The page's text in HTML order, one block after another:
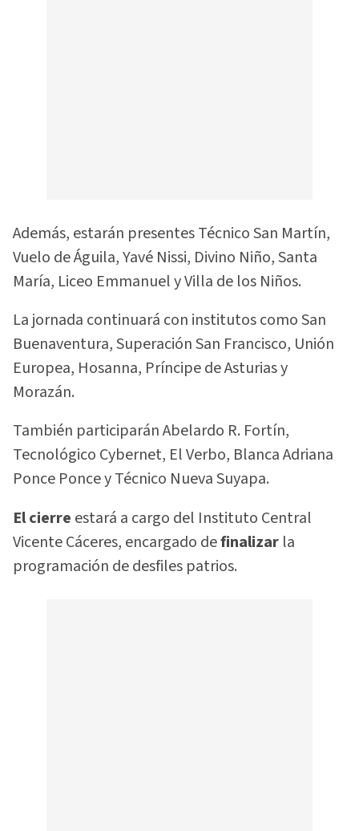
Además, estarán presentes Técnico San Martín,
Vuelo de Águila, Yavé Nissi, Divino Niño, Santa
María, Liceo Emmanuel y Villa de los Niños.
La jornada continuará con institutos como San
Buenaventura, Superación San Francisco, Unión
Europea, Hosanna, Príncipe de Asturias y
Morazán.
También participarán Abelardo R. Fortín,
Tecnológico Cybernet, El Verbo, Blanca Adriana
Ponce Ponce y Técnico Nueva Suyapa.
El cierre estará a cargo del Instituto Central
Vicente Cáceres, encargado definalizar la
programación de desfiles patrios.